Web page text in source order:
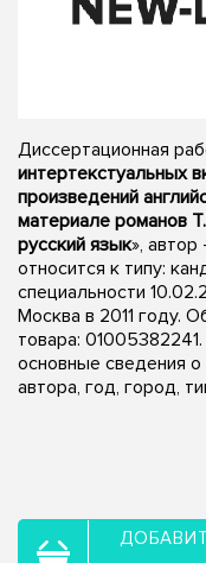
Диссертационная
интертекстуальных
произведений
материале романов
русский язык»,
относится к типу:
специальности
Москва в 2011 году.
товара:
основные сведения о
автора, год, город,